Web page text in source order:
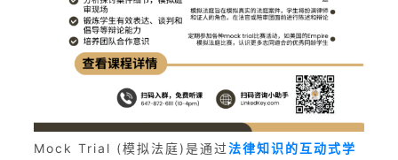
Mock Trial (模拟法庭)是通过法律知识的互动式学